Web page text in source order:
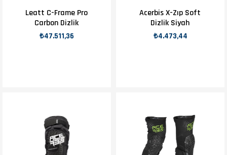
Leatt C-Frame Pro
Carbon Dizlik
₺47.511,36
Acerbis X-Zıp Soft
Dizlik Siyah
₺4.473,44